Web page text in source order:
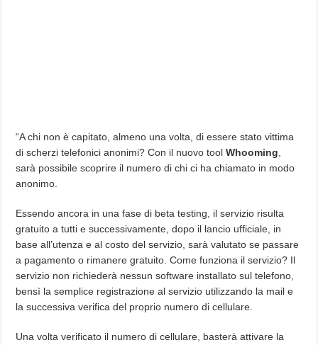
“A chi non è capitato, almeno una volta, di essere stato vittima
di scherzi telefonici anonimi? Con il nuovo toolWhooming
sarà possibile scoprire il numero di chi ci ha chiamato in modo
anonimo.
Essendo ancora in una fase di beta testing, il servizio risulta
gratuito a tutti e successivamente, dopo il lancio ufficiale, in
base all’utenza e al costo del servizio, sarà valutato se passare
a pagamento o rimanere gratuito. Come funziona il servizio? Il
servizio non richiederà nessun software installato sul telefono,
bensì la semplice registrazione al servizio utilizzando la mail e
la successiva verifica del proprio numero di cellulare.
Una volta verificato il numero di cellulare, basterà attivare la